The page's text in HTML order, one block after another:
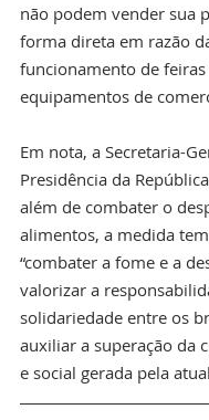
não podem vender sua
forma direta em razão
funcionamento de
equipamentos de
Em nota, a Secretaria-
Presidência da
além de combater o
alimentos, a medida
“combater a fome e a
valorizar a
solidariedade entre os
auxiliar a superação da
e social gerada pela